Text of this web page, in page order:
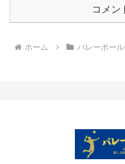
コメン
ホーム バレーボー